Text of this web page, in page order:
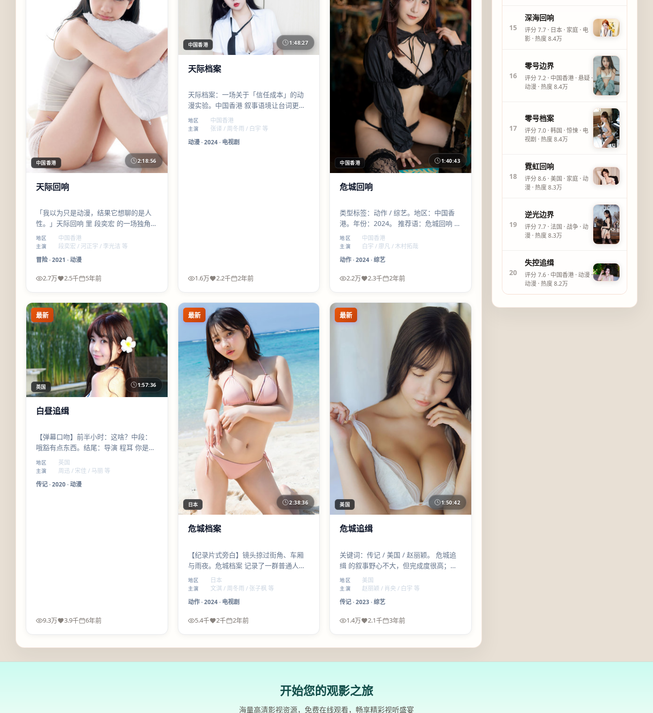
中国香港 2:18:56
天际回响
「我以为只是动漫，结果它想聊的是人
性。」天际回响 里 段奕宏 的一场独角戏
值得反复拉片；整体气质偏 诙谐，适合
喜欢细品的观众。
地区 中国香港
主演
段奕宏 / 河正宇 / 李光洁 等
冒险·2021 ·动漫
2.7万 2.5千 5年前
中国香港 1:48:27
天际档案
天际档案：一场关于「信任成本」的动
漫实验。中国香港 叙事语境让台词更贴
脸；摄影偏克制，配乐点到为止，留白
很舒服。
地区 中国香港
主演
张译 / 周冬雨 / 白宇 等
动漫·2024· 电视剧
1.6万 2.2千 2年前
中国香港 1:40:43
危城回响
类型标签：动作 / 综艺。地区：中国香
港。年份：2024。 推荐语：危城回响 把
「好看」与「耐看」叠在一起；白宇、
廖凡 的表演层次足够支撑二刷。
地区 中国香港
主演
白宇 / 廖凡 / 木村拓哉
动作·2024·综艺
2.2万 2.3千 2年前
最新
英国 1:57:36
白昼追缉
【弹幕口吻】前半小时：这啥？中段：
哦豁有点东西。结尾：导演 程耳 你是懂
刀人的。#白昼追缉 #周迅名场面预定
地区 英国
主演
周迅 / 宋佳 / 马丽 等
传记·2020·动漫
9.3万 3.9千 6年前
最新
日本 2:38:36
危城档案
【纪录片式旁白】镜头掠过街角、车厢
与雨夜。危城档案 记录了一群普通人在
极端情境下的选择；动作 只是容器，真
正推动叙事的是细节。
地区 日本
主演
文淇 / 周冬雨 / 张子枫 等
动作·2024· 电视剧
5.4千 2千 2年前
最新
美国 1:50:42
危城追缉
关键词：传记 / 美国 / 赵丽颖。 危城追
缉 的叙事野心不大，但完成度很高；适
合喜欢「人物先行、情节后至」的观
众。
地区 美国
主演
赵丽颖 / 肖央 / 白宇 等
传记·2023·综艺
1.4万 2.1千 3年前
15
深海回响
评分7.7 · 日本 · 家庭 · 电
影 · 热度8.4万
16
零号边界
评分7.2 · 中国香港 ·悬疑 ·
动漫 · 热度8.4万
17
零号档案
评分7.0 ·韩国 ·惊悚 · 电
视剧 · 热度8.4万
18
霓虹回响
评分8.6 ·美国 · 家庭 ·动
漫 · 热度8.3万
19
逆光边界
评分7.7 · 法国 · 战争 ·动
漫 · 热度8.3万
20
失控追缉
评分7.6 · 中国香港 ·动漫 ·
动漫 · 热度8.2万
开始您的观影之旅
海量高清影视资源，免费在线观看，畅享精彩视听盛宴